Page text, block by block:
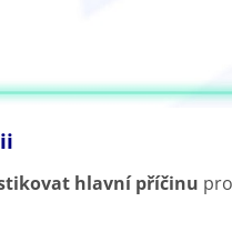
hlavní příčinu